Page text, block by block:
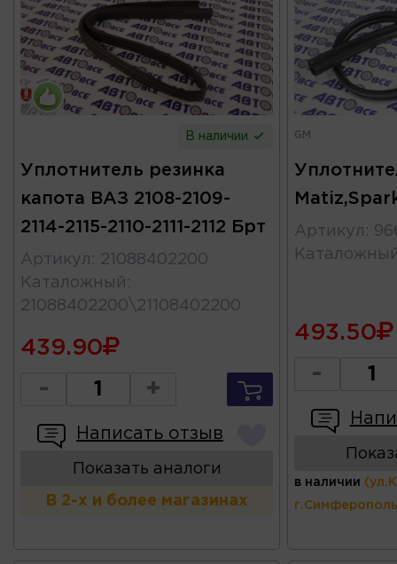
В наличии
Уплотнитель резинка
капота ВАЗ 2108-2109-
2114-2115-2110-2111-2112 Брт
Артикул : 21088402200
Каталожный :
21088402200\21108402200
439.90
- +
Написать отзыв
Показать аналоги
В 2-х и более магазинах
GM
Артикул :
493.50
-
в наличии